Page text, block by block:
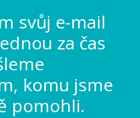
svůj e-mail
za čas
komu jsme
pomohli.